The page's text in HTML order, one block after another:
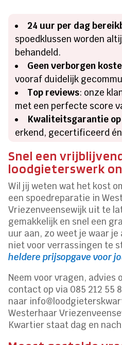
24 uur per dag
spoedklussen worden
behandeld.
Geen verborgen
vooraf duidelijk
Top reviews: onze
met een perfecte score
Kwaliteitsgarantie
erkend, gecertificeerd
Snel een
loodgieterswerk
Wil jij weten wat het kost
een spoedreparatie in
Vriezenveensewijk uit te
gemakkelijk en snel een
uur aan, zo weet je waar
niet voor verrassingen te
heldere prijsopgave voor
Neem voor vragen,
contact op via 085 212 55
naar
Westerhaar
Kwartier staat dag en